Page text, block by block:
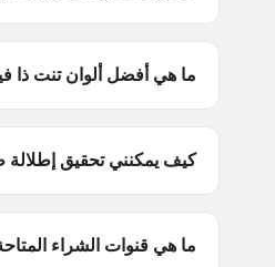
ما هي أفضل ألوان تنت ذا
كيف يمكنني تحقيق إطلالة
ما هي قنوات الشراء